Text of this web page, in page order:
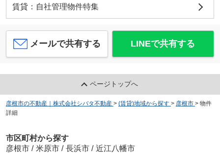
賃貸：自社管理物件特集
メールで共有する LINEで共有する
ページトップへ
彦根市の不動産｜株式会社シバタ不動産 > (賃貸)地域から探す > 彦根市 > 物件
詳細
市区町村から探す
彦根市 / 米原市 / 長浜市 / 近江八幡市